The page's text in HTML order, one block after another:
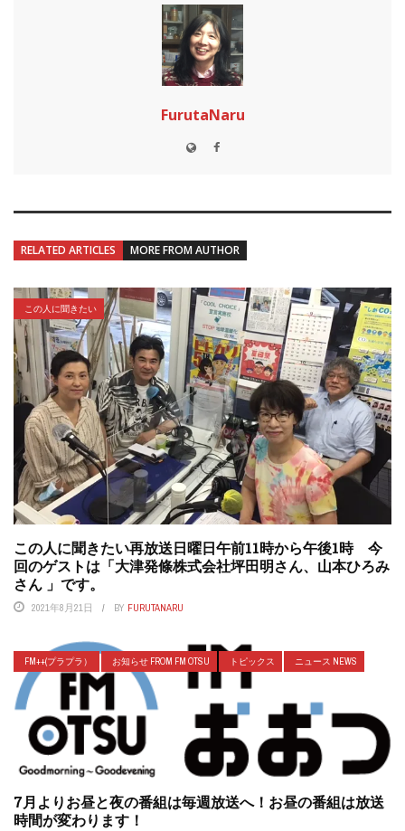
FurutaNaru
RELATED ARTICLES MORE FROM AUTHOR
この人に聞きたい
この人に聞きたい再放送日曜日午前11時から午後1時 今
回のゲストは「大津発條株式会社坪田明さん、山本ひろみ
さん 」です。
2021年8月21日 BY FURUTANARU
FM++(プラプラ） お知らせ FROM FM OTSU トピックス ニュース NEWS
7月よりお昼と夜の番組は毎週放送へ！お昼の番組は放送
時間が変わります！